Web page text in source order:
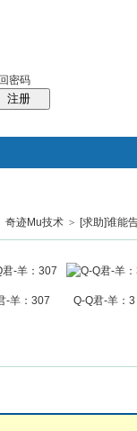
密码
注册
帖子
奇迹Mu技术 > [求助]谁能
-羊：307 Q-Q君-羊：3